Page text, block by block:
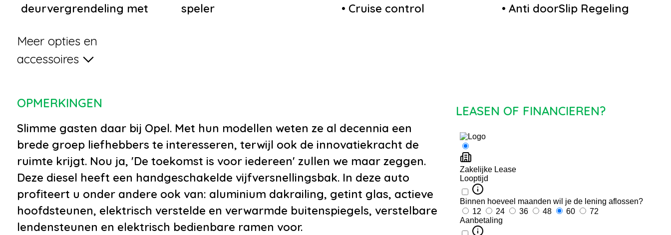
deurvergrendeling met
•Getint glas
•Metaal-/micakleur
verstel- en verwarmbaar
•Buitenspiegels elektrisch
verstelbaar
•Buitenspiegels in
carrosseriekleur
•Bumpers in
carrosseriekleur
•Centrale
speler
• Cruise control
•Bestuurdersstoel in
hoogte verstelbaar
•Boordcomputer
•Hoofdsteunen actief
•Lendesteunen
(verstelbaar)
• Anti doorSlip Regeling
Meer opties en
accessoires
OPMERKINGEN
Slimme gasten daar bij Opel. Met hun modellen weten ze al decennia een
brede groep liefhebbers te interesseren, terwijl ook de innovatiekracht de
ruimte krijgt. Nou ja, 'De toekomst is voor iedereen' zullen we maar zeggen.
Deze diesel heeft een handgeschakelde vijfversnellingsbak. In deze auto
profiteert u onder andere ook van: aluminium dakrailing, getint glas, actieve
hoofdsteunen, elektrisch verstelde en verwarmde buitenspiegels, verstelbare
lendensteunen en elektrisch bedienbare ramen voor.
LEASEN OF FINANCIEREN?